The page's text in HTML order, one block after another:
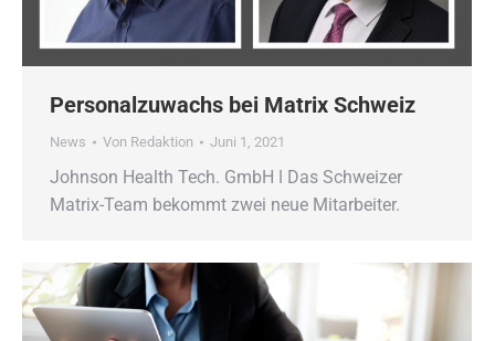
Personalzuwachs bei Matrix Schweiz
News Von Redaktion Juni 1, 2021
Johnson Health Tech. GmbH ǀ Das Schweizer
Matrix-Team bekommt zwei neue Mitarbeiter.